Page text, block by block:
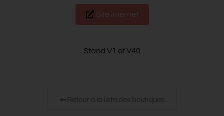
Site internet
Stand V1 et V40
Retour à la liste des boutiques